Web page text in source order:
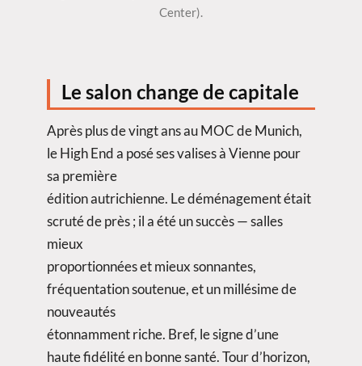
Center).
Le salon change de capitale
Après plus de vingt ans au MOC de Munich,
le High End a posé ses valises à Vienne pour
sa première
édition autrichienne. Le déménagement était
scruté de près ; il a été un succès — salles
mieux
proportionnées et mieux sonnantes,
fréquentation soutenue, et un millésime de
nouveautés
étonnamment riche. Bref, le signe d’une
haute fidélité en bonne santé. Tour d’horizon,